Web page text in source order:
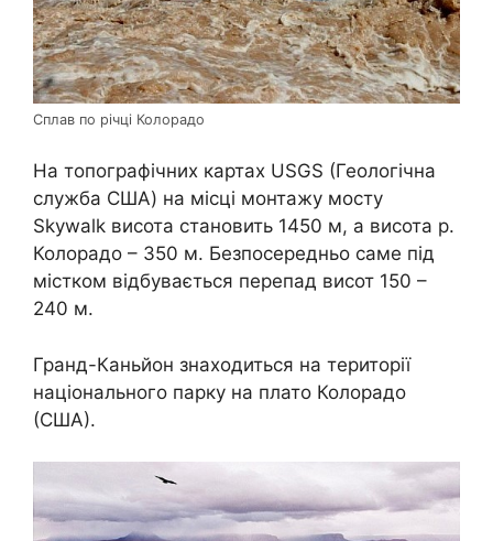
Сплав по річці Колорадо
На топографічних картах USGS (Геологічна
служба США) на місці монтажу мосту
Skywalk висота становить 1450 м, а висота р.
Колорадо – 350 м. Безпосередньо саме під
містком відбувається перепад висот 150 –
240 м.
Гранд-Каньйон знаходиться на території
національного парку на плато Колорадо
(США).